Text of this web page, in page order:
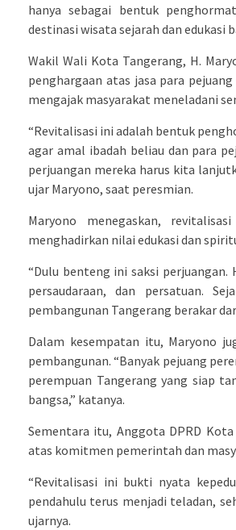
hanya sebagai bentuk
destinasi wisata sejarah dan edukasi
Wakil Wali Kota Tangerang, H.
penghargaan atas jasa para
mengajak masyarakat meneladani
“Revitalisasi ini adalah bentuk
agar amal ibadah beliau dan para
perjuangan mereka harus kita
ujar Maryono, saat peresmian.
Maryono menegaskan,
menghadirkan nilai edukasi dan
“Dulu benteng ini saksi
persaudaraan, dan persatuan.
pembangunan Tangerang berakar
Dalam kesempatan itu, Maryono
pembangunan. “Banyak pejuang
perempuan Tangerang yang siap
bangsa,” katanya.
Sementara itu, Anggota DPRD
atas komitmen pemerintah dan
“Revitalisasi ini bukti nyata
pendahulu terus menjadi teladan,
ujarnya.